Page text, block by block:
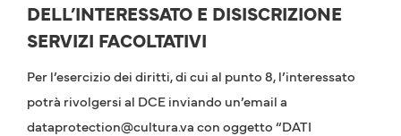
DELL’INTERESSATO E DISISCRIZIONE
SERVIZI FACOLTATIVI
Per l’esercizio dei diritti, di cui al punto 8, l’interessato
potrà rivolgersi al DCE inviando un’email a
dataprotection@cultura.va con oggetto “DATI